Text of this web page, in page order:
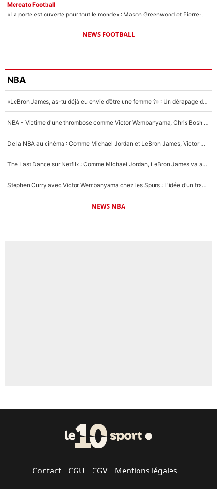
Mercato Football
«La porte est ouverte pour tout le monde» : Mason Greenwood et Pierre-Emerick Aubameyang ont quitté l'OM, Amine Gouiri balance sur la suite du mercato et sur la réaction du vestiaire !
NEWS FOOTBALL
NBA
«LeBron James, as-tu déjà eu envie d’être une femme ?» : Un dérapage de Donald Trump sur la superstar de la NBA refait surface
NBA - Victime d'une thrombose comme Victor Wembanyama, Chris Bosh prévient le Français des risques sur sa santé : «J’ai failli mourir sur le coup et j’ai été ramené à la vie»
De la NBA au cinéma : Comme Michael Jordan et LeBron James, Victor Wembanyama rêve d'une carrière d'acteur !
The Last Dance sur Netflix : Comme Michael Jordan, LeBron James va avoir le droit à sa série !
Stephen Curry avec Victor Wembanyama chez les Spurs : L'idée d'un trade historique est lancée en NBA !
NEWS NBA
Contact CGU CGV Mentions légales